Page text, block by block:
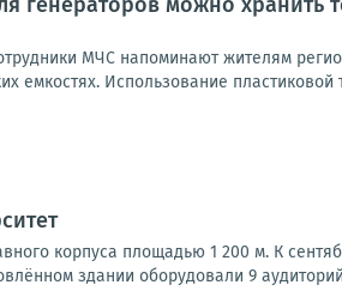
МЧС напоминают жителям
емкостях. Использование
корпуса площадью 1 200 м. К
здании оборудовали 9